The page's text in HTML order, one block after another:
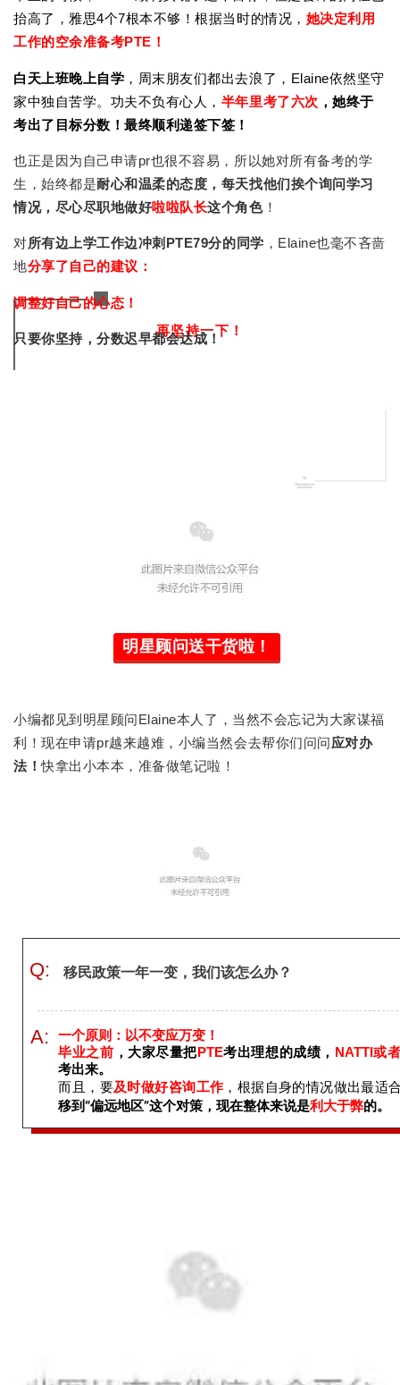
抬高了，雅思4个7根本不够！根据当时的情况， 她决定利用
工作的空余准备考PTE！
白天上班晚上自学 ，周末朋友们都出去浪了，Elaine依然坚守
家中独自苦学。功夫不负有心人， 半年里考了六次 ，她终于
考出了目标分数！最终顺利递签下签！
也正是因为自己申请pr也很不容易，所以她对所有备考的学
生，始终都是耐心和温柔的态度，每天找他们挨个询问学习
情况，尽心尽职地做好啦啦队长这个角色！
对所有边上学工作边冲刺PTE79分的同学 ，Elaine也毫不吝啬
地分享了自己的建议：
再坚持一下！
调整好自己的心态！
只要你坚持，分数迟早都会达成！
明星顾问送干货啦！
小编都见到明星顾问Elaine本人了，当然不会忘记为大家谋福
利！现在申请pr越来越难，小编当然会去帮你们问问应对办
法！快拿出小本本，准备做笔记啦！
Q: 移民政策一年一变，我们该怎么办？
A:
一个原则：以不变应万变！
毕业之前 ，大家尽量把PTE考出理想的成绩， NATTI或
考出来。
而且，要及时做好咨询工作 ，根据自身的情况做出最适
移到“偏远地区”这个对策，现在整体来说是利大于弊的。